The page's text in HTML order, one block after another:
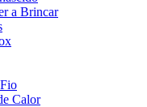
a Brincar
Calor